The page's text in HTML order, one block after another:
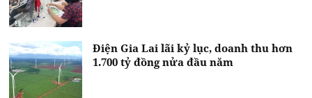
Điện Gia Lai lãi kỷ lục, doanh thu hơn
1.700 tỷ đồng nửa đầu năm